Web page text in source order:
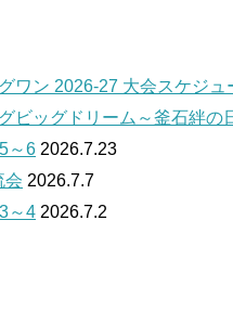
ワン 2026-27 大会スケジュ
ビッグドリーム～釜石絆の
～6 2026.7.23
会 2026.7.7
～4 2026.7.2